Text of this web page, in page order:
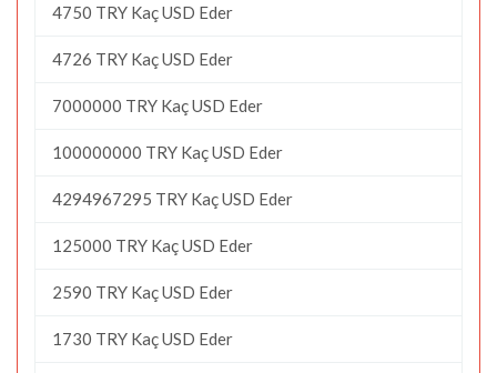
4750 TRY Kaç USD Eder
4726 TRY Kaç USD Eder
7000000 TRY Kaç USD Eder
100000000 TRY Kaç USD Eder
4294967295 TRY Kaç USD Eder
125000 TRY Kaç USD Eder
2590 TRY Kaç USD Eder
1730 TRY Kaç USD Eder